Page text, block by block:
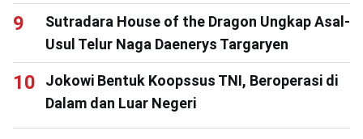
Sutradara House of the Dragon Ungkap Asal-
Usul Telur Naga Daenerys Targaryen
Jokowi Bentuk Koopssus TNI, Beroperasi di
Dalam dan Luar Negeri